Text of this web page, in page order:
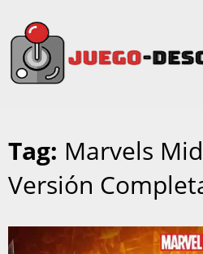
Tag: Marvels
Versión